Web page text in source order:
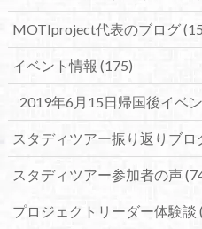
MOTIproject代表のブログ
イベント情報 (175)
2019年6月15日帰国後イベ
スタディツアー振り返りブロ
スタディツアー参加者の声
プロジェクトリーダー体験談